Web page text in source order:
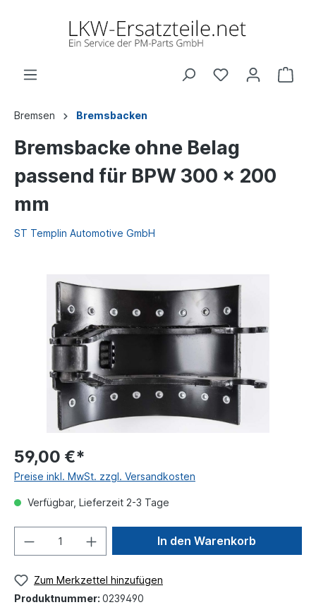
Bremsen Bremsbacken
Bremsbacke ohne Belag
passend für BPW 300 x 200
mm
ST Templin Automotive GmbH
59,00 €*
Preise inkl. MwSt. zzgl. Versandkosten
Verfügbar, Lieferzeit 2-3 Tage
In den Warenkorb
Zum Merkzettel hinzufügen
Produktnummer: 0239490